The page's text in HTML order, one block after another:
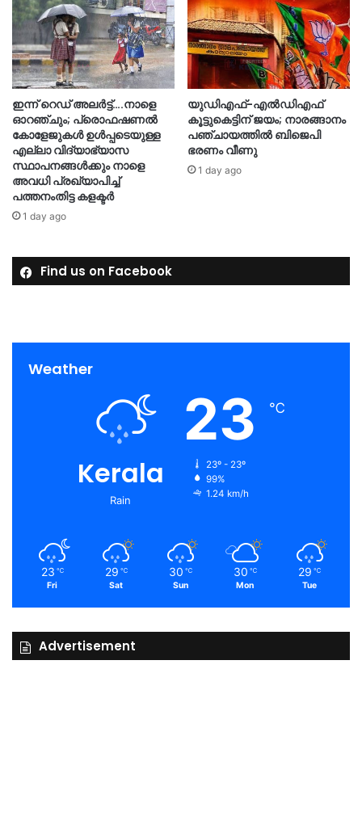
ഇന്ന് റെഡ് അലർട്ട്….നാളെ
ഓറഞ്ചും; പ്രൊഫഷണൽ
കോളേജുകൾ ഉൾപ്പടെയുള്ള
എല്ലാ വിദ്യാഭ്യാസ
സ്ഥാപനങ്ങൾക്കും നാളെ
അവധി പ്രഖ്യാപിച്ച്
പത്തനംതിട്ട കളക്ടർ
1 day ago
യുഡിഎഫ്-എൽഡിഎഫ്
കൂട്ടുകെട്ടിന് ജയം; നാരങ്ങാനം
പഞ്ചായത്തില്‍ ബിജെപി
ഭരണം വീണു
1 day ago
Find us on Facebook
Weather
Kerala
Rain
23 ℃
23º - 23º
99%
1.24 km/h
23 ℃
Fri
29 ℃
Sat
30 ℃
Sun
30 ℃
Mon
29 ℃
Tue
Advertisement